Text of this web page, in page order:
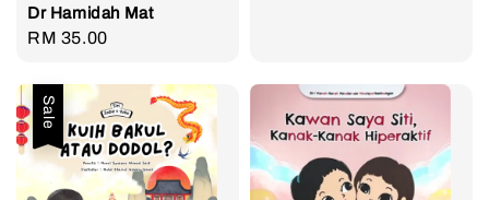
Dr Hamidah Mat
Regular
RM 35.00
Sale